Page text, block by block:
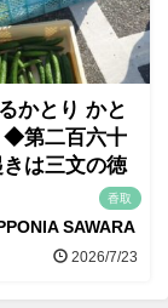
かとり かと
◆第二百六十
は三文の徳
香取
SAWARA
2026/7/23